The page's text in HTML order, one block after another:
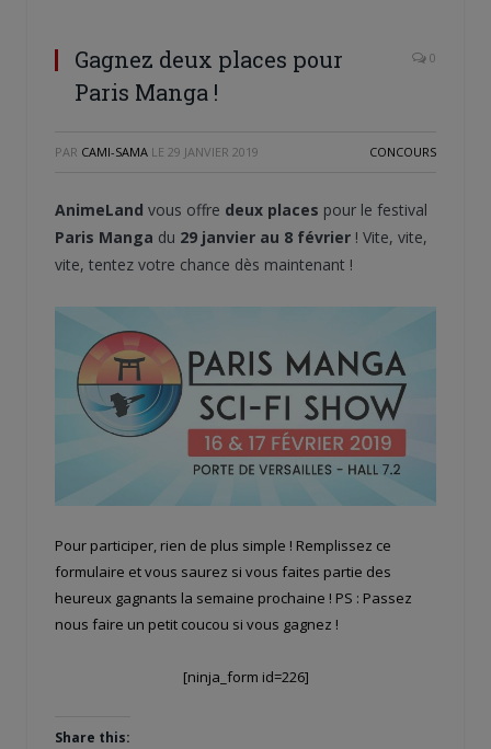
Gagnez deux places pour
Paris Manga !
0
PAR CAMI-SAMA LE 29 JANVIER 2019 CONCOURS
AnimeLand vous offre deux places pour le festival
Paris Manga du 29 janvier au 8 février ! Vite, vite,
vite, tentez votre chance dès maintenant !
Pour participer, rien de plus simple ! Remplissez ce
formulaire et vous saurez si vous faites partie des
heureux gagnants la semaine prochaine ! PS : Passez
nous faire un petit coucou si vous gagnez !
[ninja_form id=226]
Share this: